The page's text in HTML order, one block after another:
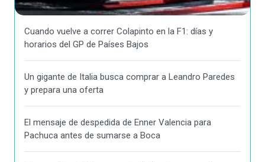
Cuando vuelve a correr Colapinto en la F1: días y
horarios del GP de Países Bajos
Un gigante de Italia busca comprar a Leandro Paredes
y prepara una oferta
El mensaje de despedida de Enner Valencia para
Pachuca antes de sumarse a Boca